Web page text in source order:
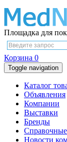
Площадка для
Корзина 0
Toggle navigation
Каталог
Объявления
Компании
Выставки
Бренды
Новости